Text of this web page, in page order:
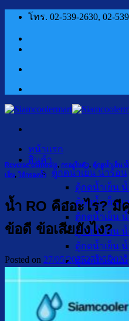
ข้าม
โทร. 02-539-2630, 02-
หน้าแรก
สินค้า
ตู้กดน้ำเย็น น้ำร้อน
ตู้กดน้ำเย็น
ตู้กดน้ำเย็น เ
ตู้กดน้ำเย็น
ตู้กดน้ำเย็น
ตู้กดน้ำเย็น
ตู้กดน้ำเย็น
ล้างตู้กดน้ำเย็น
เปลี่ยนไส้กรองน้ำ
Reverse osmosis, กรองในตัว, ตู้กดน้ำเย็น
เย็น,ไส้กรองน้ำ
น้ำ RO คืออะไร?
ข้อดี ข้อเสียยังไง?
Posted on 27/05/202527/05/2025